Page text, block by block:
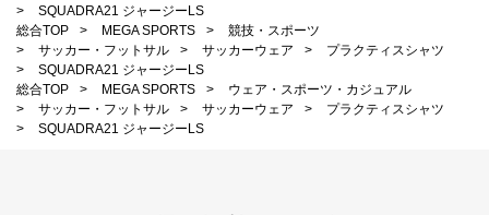
>
SQUADRA21 ジャージーLS
総合TOP
> MEGA SPORTS >
競技・スポーツ
>
サッカー・フットサル > サッカーウェア >
プラクティスシャツ
>
SQUADRA21 ジャージーLS
総合TOP
> MEGA SPORTS >
ウェア・スポーツ・カジュアル
>
サッカー・フットサル > サッカーウェア >
プラクティスシャツ
>
SQUADRA21 ジャージーLS